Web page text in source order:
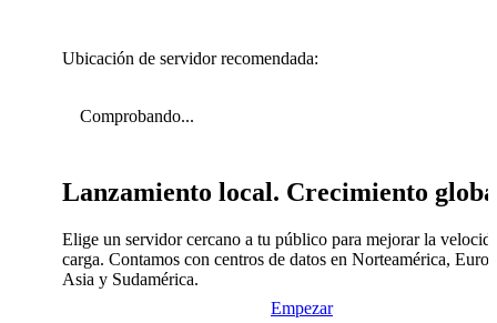
Ubicación de servidor recomendada:
Comprobando...
Lanzamiento local. Crecimiento
Elige un servidor cercano a tu público para mejorar la
carga. Contamos con centros de datos en Norteamérica,
Asia y Sudamérica.
Empezar